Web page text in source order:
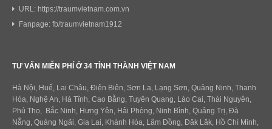
URL: https://traumvietnam.com.vn
Fanpage: fb/traumvietnam1912
TƯ VẤN MIỄN PHÍ Ở 34 TỈNH THÀNH VIỆT NAM
Hà Nội, Huế, Lai Châu, Điện Biên, Sơn La, Lạng Sơn, Quảng Ninh, Thanh
Hóa, Nghệ An, Hà Tĩnh, Cao Bằng, Tuyên Quang, Lào Cai, Thái Nguyên,
Phú Thọ, Bắc Ninh, Hưng Yên, Hải Phòng, Ninh Bình, Quảng Trị, Đà
Nẵng, Quảng Ngãi, Gia Lai, Khánh Hòa, Lâm Đồng, Đăk Lăk, Hồ Chí Minh,